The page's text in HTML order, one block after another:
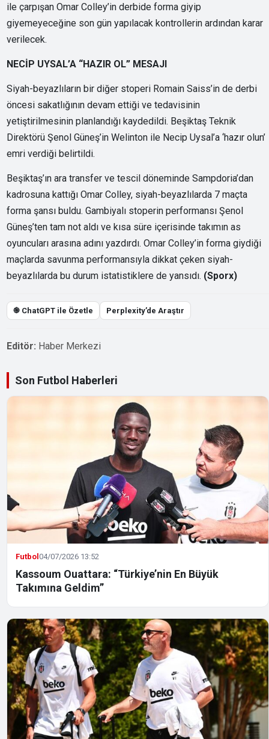
ile çarpışan Omar Colley’in derbide forma giyip
giyemeyeceğine son gün yapılacak kontrollerin ardından karar
verilecek.
NECİP UYSAL’A “HAZIR OL” MESAJI
Siyah-beyazlıların bir diğer stoperi Romain Saiss’in de derbi
öncesi sakatlığının devam ettiği ve tedavisinin
yetiştirilmesinin planlandığı kaydedildi. Beşiktaş Teknik
Direktörü Şenol Güneş’in Welinton ile Necip Uysal’a ‘hazır olun’
emri verdiği belirtildi.
Beşiktaş’ın ara transfer ve tescil döneminde Sampdoria’dan
kadrosuna kattığı Omar Colley, siyah-beyazlılarda 7 maçta
forma şansı buldu. Gambiyalı stoperin performansı Şenol
Güneş’ten tam not aldı ve kısa süre içerisinde takımın as
oyuncuları arasına adını yazdırdı. Omar Colley’in forma giydiği
maçlarda savunma performansıyla dikkat çeken siyah-
beyazlılarda bu durum istatistiklere de yansıdı. (Sporx)
֎ ChatGPT ile Özetle Perplexity’de Araştır
Editör: Haber Merkezi
Son Futbol Haberleri
Futbol04/07/2026 13:52
Kassoum Ouattara: “Türkiye’nin En Büyük
Takımına Geldim”